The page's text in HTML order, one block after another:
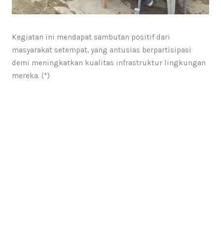
Kegiatan ini mendapat sambutan positif dari
masyarakat setempat, yang antusias berpartisipasi
demi meningkatkan kualitas infrastruktur lingkungan
mereka. (*)